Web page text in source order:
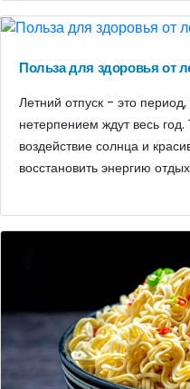
Польза для здоровья от
Летний отпуск - это
нетерпением ждут весь
воздействие солнца и
восстановить энергию